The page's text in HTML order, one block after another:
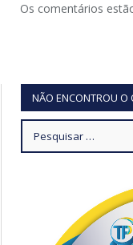
Os comentários
NÃO ENCONTROU O